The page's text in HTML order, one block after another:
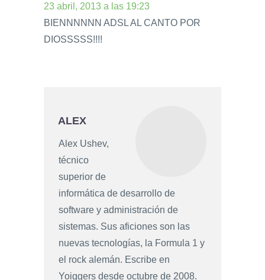
23 abril, 2013 a las 19:23
BIENNNNNN ADSL AL CANTO POR
DIOSSSSS!!!!
ALEX
Alex Ushev,
técnico
superior de
informática de desarrollo de
software y administración de
sistemas. Sus aficiones son las
nuevas tecnologías, la Formula 1 y
el rock alemán. Escribe en
Yoiggers desde octubre de 2008.